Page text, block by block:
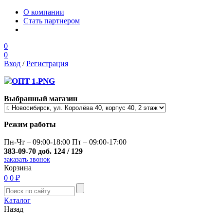
О компании
Стать партнером
0
0
Вход /Регистрация
Выбранный магазин
Режим работы
Пн-Чт – 09:00-18:00 Пт – 09:00-17:00
383-09-70 доб. 124 / 129
заказать звонок
Корзина
0 0 ₽
Каталог
Назад